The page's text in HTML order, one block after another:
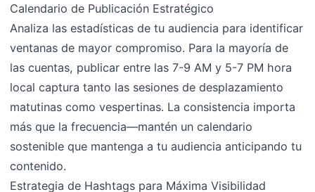
Calendario de Publicación Estratégico
Analiza las estadísticas de tu audiencia para identificar
ventanas de mayor compromiso. Para la mayoría de
las cuentas, publicar entre las 7-9 AM y 5-7 PM hora
local captura tanto las sesiones de desplazamiento
matutinas como vespertinas. La consistencia importa
más que la frecuencia—mantén un calendario
sostenible que mantenga a tu audiencia anticipando tu
contenido.
Estrategia de Hashtags para Máxima Visibilidad